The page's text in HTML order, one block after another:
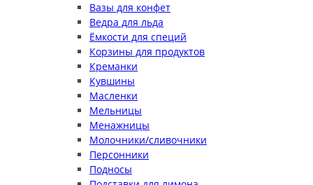
Вазы для конфет
Ведра для льда
Ёмкости для специй
Корзины для продуктов
Креманки
Кувшины
Масленки
Мельницы
Менажницы
Молочники/сливочники
Персонники
Подносы